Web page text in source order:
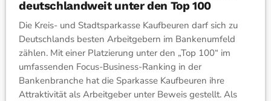
deutschlandweit unter den Top 100
Die Kreis- und Stadtsparkasse Kaufbeuren darf sich zu
Deutschlands besten Arbeitgebern im Bankenumfeld
zählen. Mit einer Platzierung unter den „Top 100“ im
umfassenden Focus-Business-Ranking in der
Bankenbranche hat die Sparkasse Kaufbeuren ihre
Attraktivität als Arbeitgeber unter Beweis gestellt. Als